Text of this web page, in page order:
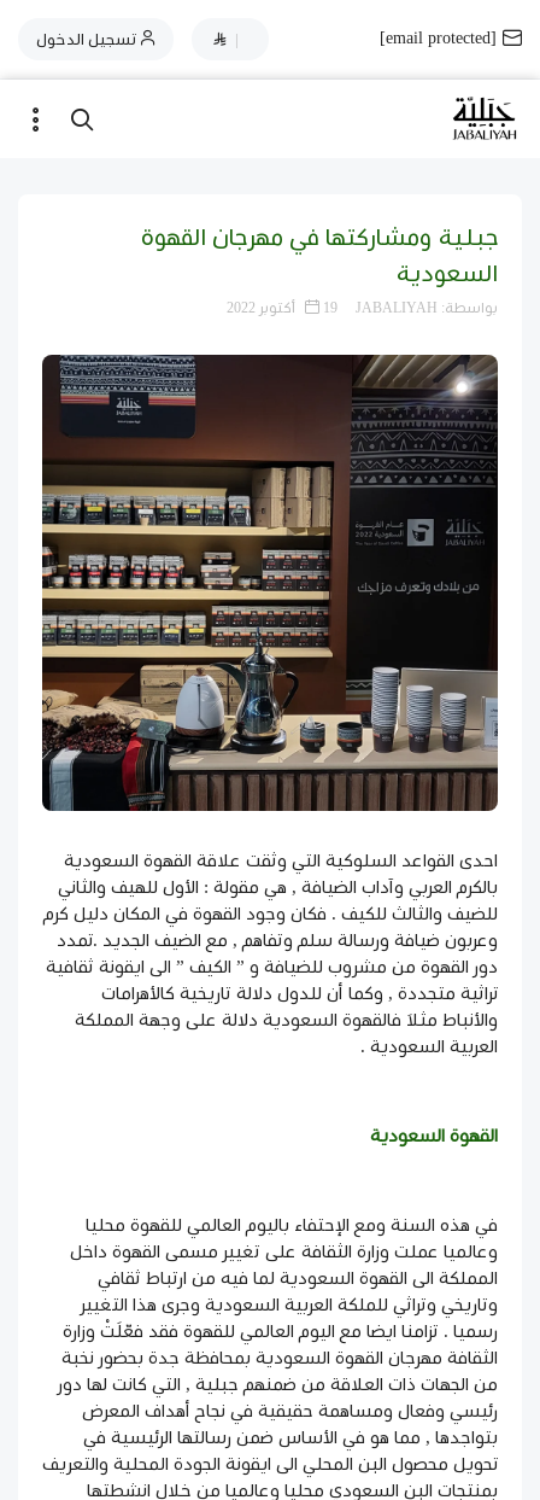
[email protected]
| تسجيل الدخول
جبلية ومشاركتها في مهرجان القهوة
السعودية
بواسطة: JABALIYAH 19 أكتوبر 2022
احدى القواعد السلوكية التي وثقت علاقة القهوة السعودية
بالكرم العربي وآداب الضيافة , هي مقولة : الأول للهيف والثاني
للضيف والثالث للكيف . فكان وجود القهوة في المكان دليل كرم
وعربون ضيافة ورسالة سلم وتفاهم , مع الضيف الجديد .تمدد
دور القهوة من مشروب للضيافة و ” الكيف ” الى ايقونة ثقافية
تراثية متجددة , وكما أن للدول دلالة تاريخية كالأهرامات
والأنباط مثلاَ فالقهوة السعودية دلالة على وجهة المملكة
العربية السعودية .
القهوة السعودية
في هذه السنة ومع الإحتفاء باليوم العالمي للقهوة محليا
وعالميا عملت وزارة الثقافة على تغيير مسمى القهوة داخل
المملكة الى القهوة السعودية لما فيه من ارتباط ثقافي
وتاريخي وتراثي للملكة العربية السعودية وجرى هذا التغيير
رسميا . تزامنا ايضا مع اليوم العالمي للقهوة فقد فعّلَتْ وزارة
الثقافة مهرجان القهوة السعودية بمحافظة جدة بحضور نخبة
من الجهات ذات العلاقة من ضمنهم جبلية , التي كانت لها دور
رئيسي وفعال ومساهمة حقيقية في نجاح أهداف المعرض
بتواجدها , مما هو في الأساس ضمن رسالتها الرئيسية في
تحويل محصول البن المحلي الى ايقونة الجودة المحلية والتعريف
بمنتجات البن السعودي محليا وعالميا من خلال انشطتها